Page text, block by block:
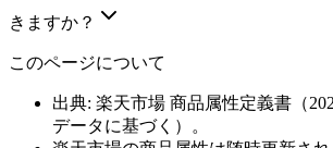
きますか？
このページについて
出典: 楽天市場 商品属性定義書（
データに基づく）。